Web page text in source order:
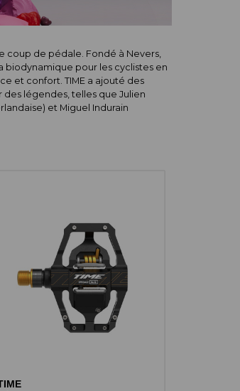
coup de pédale. Fondé à Nevers,
biodynamique pour les cyclistes en
et confort. TIME a ajouté des
des légendes, telles que Julien
et Miguel Indurain